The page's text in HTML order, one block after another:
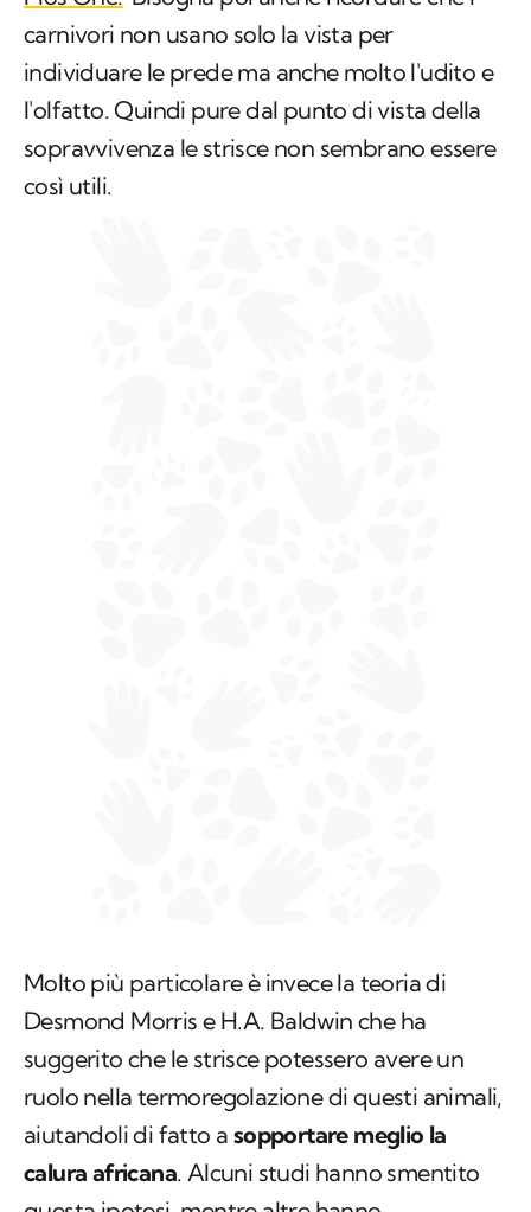
carnivori non usano solo la vista per
individuare le prede ma anche molto l'udito e
l'olfatto. Quindi pure dal punto di vista della
sopravvivenza le strisce non sembrano essere
così utili.
Molto più particolare è invece la teoria di
Desmond Morris e H.A. Baldwin che ha
suggerito che le strisce potessero avere un
ruolo nella termoregolazione di questi animali,
aiutandoli di fatto a sopportare meglio la
calura africana. Alcuni studi hanno smentito